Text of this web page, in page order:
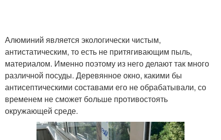
Алюминий является экологически чистым,
антистатическим, то есть не притягивающим пыль,
материалом. Именно поэтому из него делают так много
различной посуды. Деревянное окно, какими бы
антисептическими составами его не обрабатывали, со
временем не сможет больше противостоять
окружающей среде.